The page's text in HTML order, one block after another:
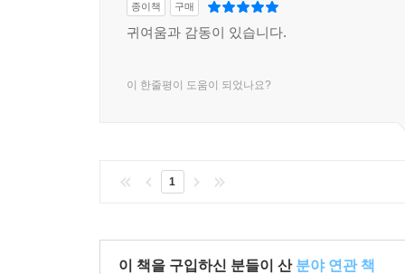
종이책 구매
귀여움과 감동이 있습니다.
이 한줄평이 도움이 되었나요?
1
이 책을 구입하신 분들이 산 분야 연관 책